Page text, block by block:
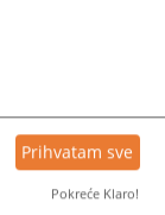
Prihvatam sve
Pokreće Klaro!